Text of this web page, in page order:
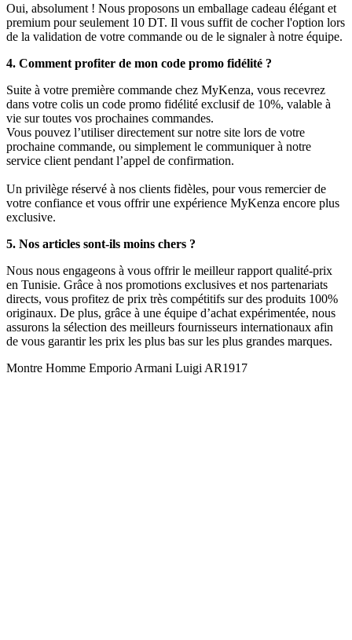
Oui, absolument ! Nous proposons un emballage cadeau élégant et
premium pour seulement 10 DT. Il vous suffit de cocher l'option lors
de la validation de votre commande ou de le signaler à notre équipe.
4. Comment profiter de mon code promo fidélité ?
Suite à votre première commande chez MyKenza, vous recevrez
dans votre colis un code promo fidélité exclusif de 10%, valable à
vie sur toutes vos prochaines commandes.
Vous pouvez l’utiliser directement sur notre site lors de votre
prochaine commande, ou simplement le communiquer à notre
service client pendant l’appel de confirmation.
Un privilège réservé à nos clients fidèles, pour vous remercier de
votre confiance et vous offrir une expérience MyKenza encore plus
exclusive.
5. Nos articles sont-ils moins chers ?
Nous nous engageons à vous offrir le meilleur rapport qualité-prix
en Tunisie. Grâce à nos promotions exclusives et nos partenariats
directs, vous profitez de prix très compétitifs sur des produits 100%
originaux. De plus, grâce à une équipe d’achat expérimentée, nous
assurons la sélection des meilleurs fournisseurs internationaux afin
de vous garantir les prix les plus bas sur les plus grandes marques.
Montre Homme Emporio Armani Luigi AR1917